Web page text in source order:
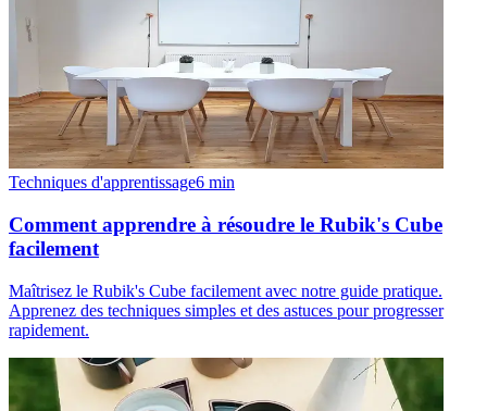
Techniques d'apprentissage6 min
Comment apprendre à résoudre le Rubik's Cube
facilement
Maîtrisez le Rubik's Cube facilement avec notre guide pratique.
Apprenez des techniques simples et des astuces pour progresser
rapidement.